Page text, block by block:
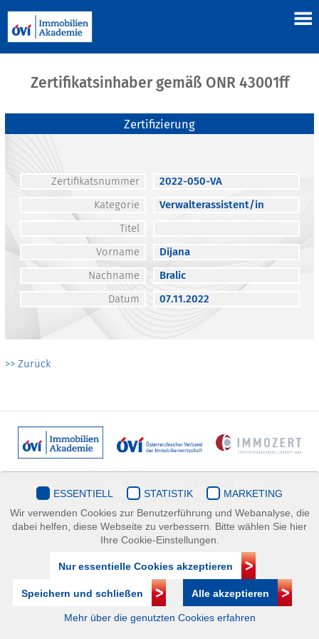
Zertifikatsinhaber gemäß ONR 43001ff
Zertifizierung
Zertifikatsnummer
2022-050-VA
Kategorie
Verwalterassistent/in
Titel
Vorname
Dijana
Nachname
Bralic
Datum
07.11.2022
>> Zurück
Immobilienakademie
Mariahilfer Straße 116/2.OG/2 1070 Wien | +43(1)505 32 50 |
immobilienakademie@ovi.at
ESSENTIELL STATISTIK
MARKETING
Wir verwenden Cookies zur Benutzerführung und Webanalyse, die
dabei helfen, diese Webseite zu verbessern. Bitte wählen Sie hier
Ihre Cookie-Einstellungen.
Nur essentielle Cookies akzeptieren
Speichern und schließen Alle akzeptieren
Mehr über die genutzten Cookies erfahren